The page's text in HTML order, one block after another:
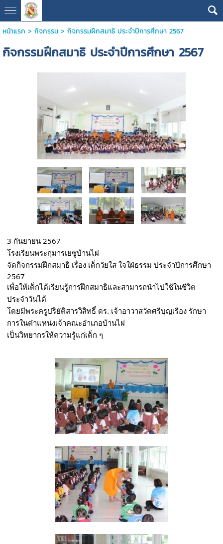
หน้าแรก > กิจกรรม> กิจกรรมฝึกสมาธิ ประจำปีการศึกษา 2567
กิจกรรมฝึกสมาธิ ประจำปีการศึกษา 2567
3 กันยายน 2567
โรงเรียนพระกุมารเยซูบ้านไผ่
จัดกิจกรรมฝึกสมาธิ เรื่อง เด็กวัยใส ใจใฝ่ธรรม ประจำปีการศึกษา
2567
เพื่อให้เด็กได้เรียนรู้การฝึกสมาธิและสามารถนำไปใช้ในชีวิต
ประจำวันได้
โดยมีพระครูปริยัติสารวิสิทธิ์ ดร. เจ้าอาวาสวัดศรีบุญเรือง รักษา
การในตำแหน่งเจ้าคณะอำเภอบ้านไผ่
เป็นวิทยากรให้ความรู้แก่เด็ก ๆ